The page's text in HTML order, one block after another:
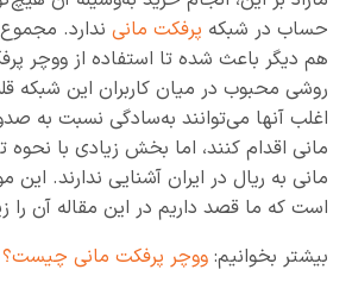
حساب در شبکه پرفکت مانی ندارد. مجموع
هم دیگر باعث شده تا استفاده از ووچر
روشی محبوب در میان کاربران این شبکه
اغلب آنها می‌توانند به‌سادگی نسبت به
مانی اقدام کنند، اما بخش زیادی با
مانی به ریال در ایران آشنایی ندارند.
است که ما قصد داریم در این مقاله آن را
بیشتر بخوانیم: ووچر پرفکت مانی چیست؟